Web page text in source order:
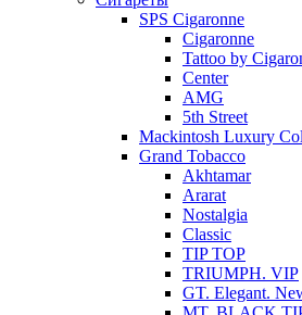
SPS Cigaronne
Сigaronne
Tattoo by
Center
AMG
5th Street
Mackintosh Luxury
Grand Tobacco
Akhtamar
Ararat
Nostalgia
Classic
TIP TOP
TRIUMPH. VIP
GT. Elegant.